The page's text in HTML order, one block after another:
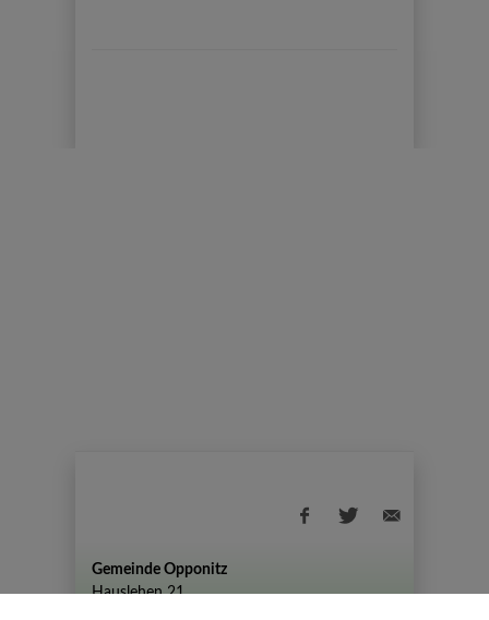
Gemeinde Opponitz
Hauslehen 21